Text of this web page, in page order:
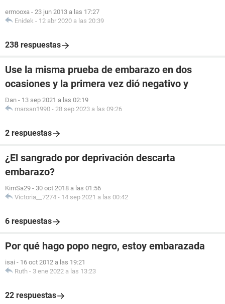
ermooxa - 23 jun 2013 a las 17:27
Enidek - 12 abr 2020 a las 20:39
238 respuestas
Use la misma prueba de embarazo en dos
ocasiones y la primera vez dió negativo y
Dan - 13 sep 2021 a las 02:19
marsan1990 - 28 sep 2023 a las 09:26
2 respuestas
¿El sangrado por deprivación descarta
embarazo?
KimSa29 - 30 oct 2018 a las 01:56
Victoria__7274 - 14 sep 2021 a las 00:42
6 respuestas
Por qué hago popo negro, estoy embarazada
isai - 16 oct 2012 a las 19:21
Ruth - 3 ene 2022 a las 13:23
22 respuestas